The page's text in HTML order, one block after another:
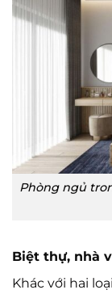
Phòng ngủ
Biệt thự, nhà
Khác với hai